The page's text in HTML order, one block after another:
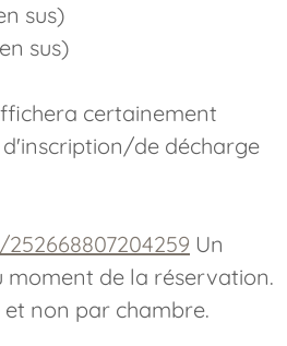
sus)
sus)
certainement
de décharge
Un
moment de la réservation.
non par chambre.